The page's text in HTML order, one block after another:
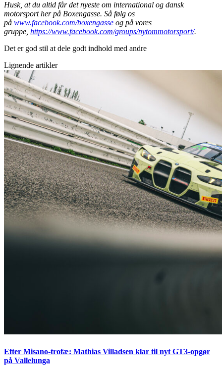
Husk, at du altid får det nyeste om international og dansk
motorsport her på Boxengasse. Så følg os
på www.facebook.com/boxengasse og på vores
gruppe, https://www.facebook.com/groups/nytommotorsport/.
Det er god stil at dele godt indhold med andre
Lignende artikler
Efter Misano-trofæ: Mathias Villadsen klar til nyt GT3-opgør
på Vallelunga